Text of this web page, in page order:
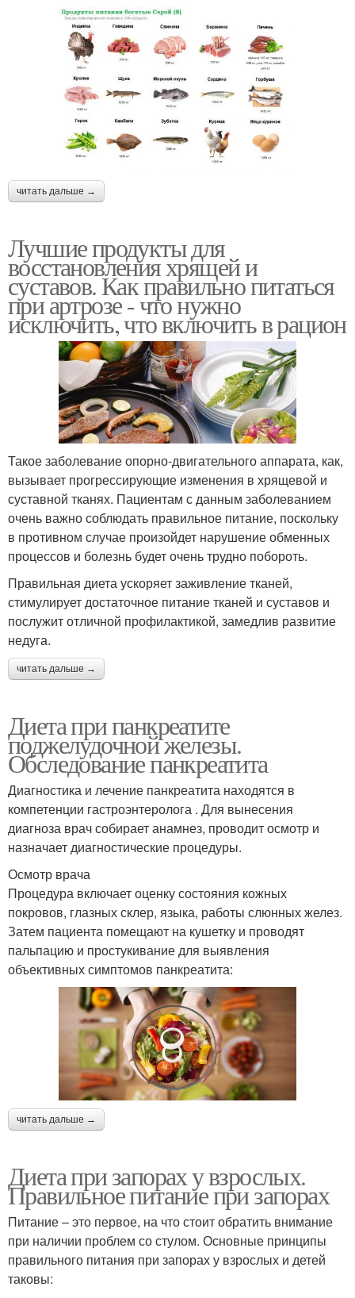
читать дальше →
Лучшие продукты для
восстановления хрящей и
суставов. Как правильно питаться
при артрозе - что нужно
исключить, что включить в рацион
Такое заболевание опорно-двигательного аппарата, как,
вызывает прогрессирующие изменения в хрящевой и
суставной тканях. Пациентам с данным заболеванием
очень важно соблюдать правильное питание, поскольку
в противном случае произойдет нарушение обменных
процессов и болезнь будет очень трудно побороть.
Правильная диета ускоряет заживление тканей,
стимулирует достаточное питание тканей и суставов и
послужит отличной профилактикой, замедлив развитие
недуга.
читать дальше →
Диета при панкреатите
поджелудочной железы.
Обследование панкреатита
Диагностика и лечение панкреатита находятся в
компетенции гастроэнтеролога . Для вынесения
диагноза врач собирает анамнез, проводит осмотр и
назначает диагностические процедуры.
Осмотр врача
Процедура включает оценку состояния кожных
покровов, глазных склер, языка, работы слюнных желез.
Затем пациента помещают на кушетку и проводят
пальпацию и простукивание для выявления
объективных симптомов панкреатита:
читать дальше →
Диета при запорах у взрослых.
Правильное питание при запорах
Питание – это первое, на что стоит обратить внимание
при наличии проблем со стулом. Основные принципы
правильного питания при запорах у взрослых и детей
таковы: